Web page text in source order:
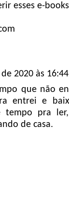
esses e-
2020 às 16:44
que não
entrei e
tempo pra
de casa.